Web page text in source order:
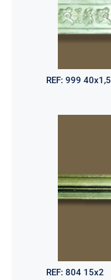
REF: 999 40x1,5
REF: 804 15x2